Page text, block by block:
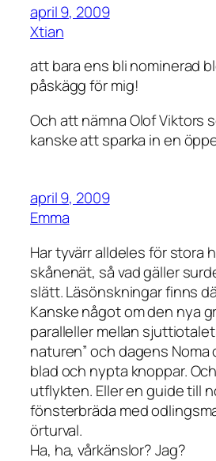
april 9, 2009
Xtian
att bara ens bli nominerad
påskägg för mig!
Och att nämna Olof Viktors
kanske att sparka in en
april 9, 2009
Emma
Har tyvärr alldeles för stora
skånenät, så vad gäller
slätt. Läsönskningar finns
Kanske något om den nya
paralleller mellan
naturen” och dagens Noma
blad och nypta knoppar.
utflykten. Eller en guide till
fönsterbräda med
örturval.
Ha, ha, vårkänslor? Jag?